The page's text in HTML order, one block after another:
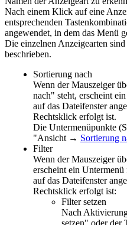
Nach einem Klick auf eine
entsprechenden
angewendet, in dem das Menü
Die einzelnen Anzeigearten
beschrieben.
Sortierung nach
Wenn der Mauszeiger
nach" steht, erscheint
auf das Dateifenster
Rechtsklick erfolgt ist.
Die Untermenüpunkte
"Ansicht → Sortierung
Filter
Wenn der Mauszeiger
erscheint ein
auf das Dateifenster
Rechtsklick erfolgt ist:
Filter setzen
Nach
setzen" oder